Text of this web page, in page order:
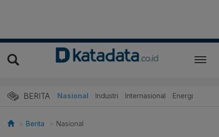
BERITA Nasional Industri Internasional Energi
Berita Nasional